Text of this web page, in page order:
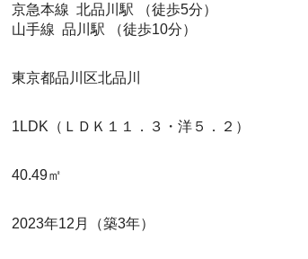
京急本線 北品川駅 （徒歩5分）
山手線 品川駅 （徒歩10分）
東京都品川区北品川
1LDK（ＬＤＫ１１．３・洋５．２）
40.49㎡
2023年12月（築3年）